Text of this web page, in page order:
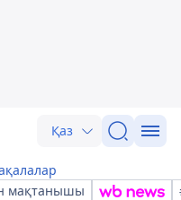
Қаз
мақтанышы